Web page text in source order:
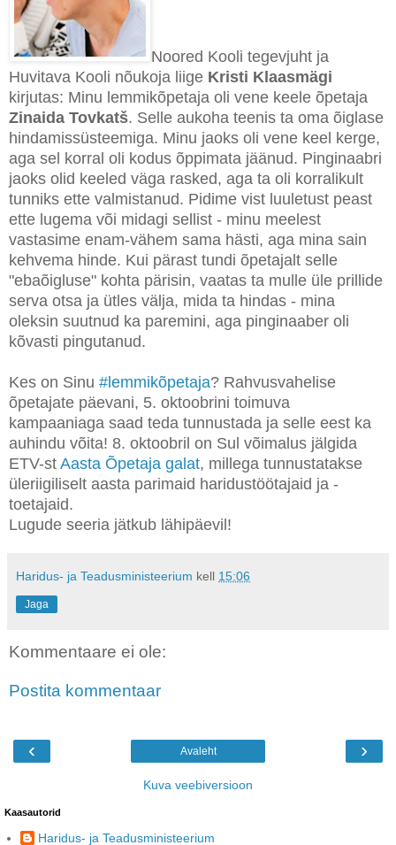
Noored Kooli tegevjuht ja
Huvitava Kooli nõukoja liige Kristi Klaasmägi
kirjutas: Minu lemmikõpetaja oli vene keele õpetaja
Zinaida Tovkatš. Selle aukoha teenis ta oma õiglase
hindamissüsteemiga. Minu jaoks oli vene keel kerge,
aga sel korral oli kodus õppimata jäänud. Pinginaabri
jaoks olid keeled väga rasked, aga ta oli korralikult
tunniks ette valmistanud. Pidime vist luuletust peast
ette lugema või midagi sellist - minu meelest
vastasime enam-vähem sama hästi, aga mina sain
kehvema hinde. Kui pärast tundi õpetajalt selle
"ebaõigluse" kohta pärisin, vaatas ta mulle üle prillide
serva otsa ja ütles välja, mida ta hindas - mina
oleksin suutnud ka paremini, aga pinginaaber oli
kõvasti pingutanud.
Kes on Sinu #lemmikõpetaja? Rahvusvahelise
õpetajate päevani, 5. oktoobrini toimuva
kampaaniaga saad teda tunnustada ja selle eest ka
auhindu võita! 8. oktoobril on Sul võimalus jälgida
ETV-st Aasta Õpetaja galat, millega tunnustatakse
üleriigiliselt aasta parimaid haridustöötajaid ja -
toetajaid.
Lugude seeria jätkub lähipäevil!
Haridus- ja Teadusministeerium kell 15:06
Jaga
Kommentaare ei ole:
Postita kommentaar
‹ ›
Avaleht
Kuva veebiversioon
Kaasautorid
Haridus- ja Teadusministeerium